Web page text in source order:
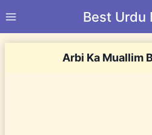
to
Best Urdu
Arbi Ka Muallim